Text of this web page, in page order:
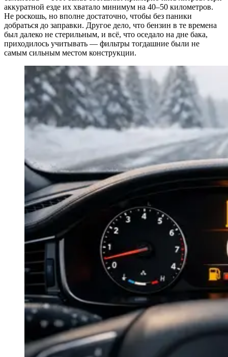
аккуратной езде их хватало минимум на 40–50 километров.
Не роскошь, но вполне достаточно, чтобы без паники
добраться до заправки. Другое дело, что бензин в те времена
был далеко не стерильным, и всё, что оседало на дне бака,
приходилось учитывать — фильтры тогдашние были не
самым сильным местом конструкции.